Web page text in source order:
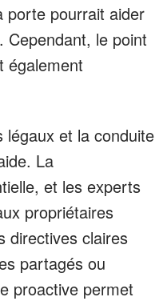
porte pourrait aider
Cependant, le point
également
légaux et la conduite
La
et les experts
propriétaires
directives claires
partagés ou
proactive permet